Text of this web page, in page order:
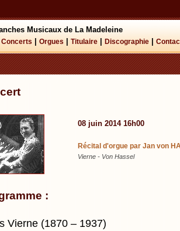
Musicaux de La Madeleine
Concerts Orgues Titulaire Discographie
08 juin 2014 16h00
Récital d'orgue par Jan von
Vierne - Von Hassel
:
Vierne (1870 – 1937)